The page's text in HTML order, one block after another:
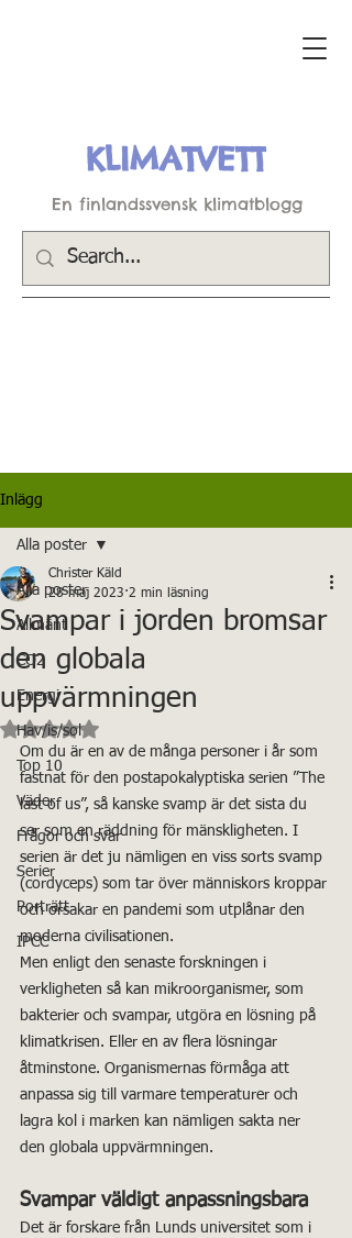
KLIMATVETT
En finlandssvensk klimatblogg
Inlägg
Alla poster
Allmänt
CO2
Energi
Hav/is/sol
Top 10
Väder
Frågor och svar
Serier
Porträtt
IPCC
Alla poster
Svampar i jorden bromsar
den globala
uppvärmningen
Christer Käld
28 maj 2023 2 min läsning
Betygsatt till NaN av 5 stjärnor.
Om du är en av de många personer i år som
fastnat för den postapokalyptiska serien ”The
last of us”, så kanske svamp är det sista du
ser som en räddning för mänskligheten. I
serien är det ju nämligen en viss sorts svamp
(cordyceps) som tar över människors kroppar
och orsakar en pandemi som utplånar den
moderna civilisationen.
Men enligt den senaste forskningen i
verkligheten så kan mikroorganismer, som
bakterier och svampar, utgöra en lösning på
klimatkrisen. Eller en av flera lösningar
åtminstone. Organismernas förmåga att
anpassa sig till varmare temperaturer och
lagra kol i marken kan nämligen sakta ner
den globala uppvärmningen.
Svampar väldigt anpassningsbara
Det är forskare från Lunds universitet som i